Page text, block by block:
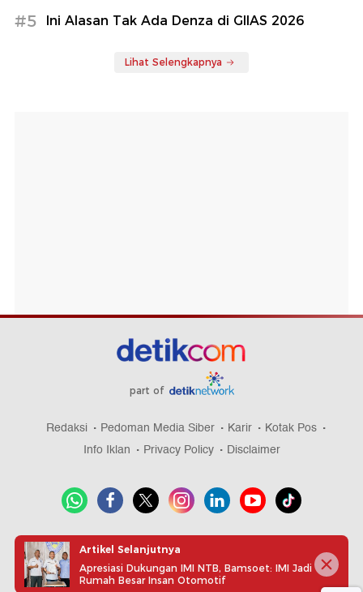
#5 Ini Alasan Tak Ada Denza di GIIAS 2026
Lihat Selengkapnya
part of
Redaksi Pedoman Media Siber Karir
Kotak Pos
Info Iklan
Privacy Policy Disclaimer
Artikel Selanjutnya
Apresiasi Dukungan IMI NTB, Bamsoet: IMI Jadi
Rumah Besar Insan Otomotif